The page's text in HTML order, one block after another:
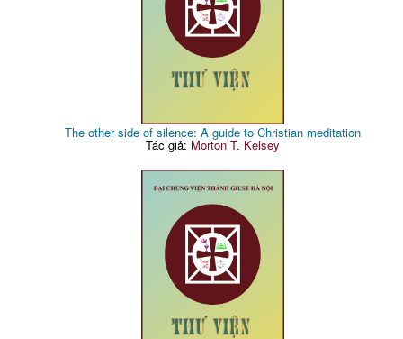
The other side of silence: A guide to Christian meditation
Tác giả: Morton T. Kelsey